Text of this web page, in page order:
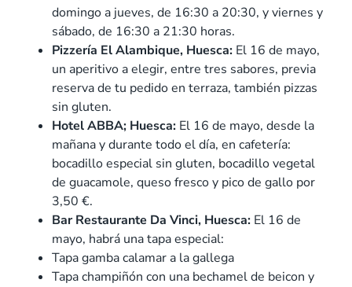
domingo a jueves, de 16:30 a 20:30, y viernes y
sábado, de 16:30 a 21:30 horas.
Pizzería El Alambique, Huesca: El 16 de mayo,
un aperitivo a elegir, entre tres sabores, previa
reserva de tu pedido en terraza, también pizzas
sin gluten.
Hotel ABBA; Huesca: El 16 de mayo, desde la
mañana y durante todo el día, en cafetería:
bocadillo especial sin gluten, bocadillo vegetal
de guacamole, queso fresco y pico de gallo por
3,50 €.
Bar Restaurante Da Vinci, Huesca: El 16 de
mayo, habrá una tapa especial:
Tapa gamba calamar a la gallega
Tapa champiñón con una bechamel de beicon y